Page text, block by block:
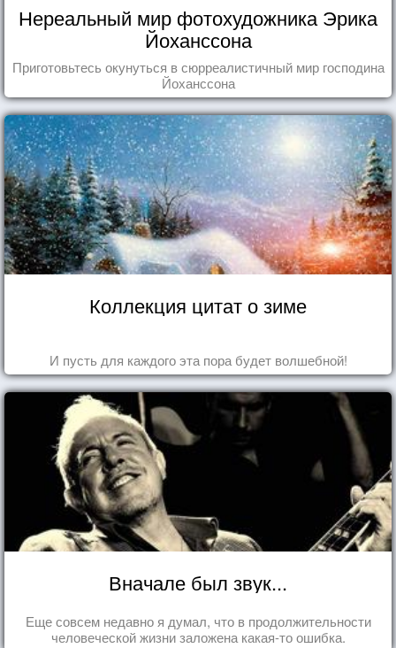
Нереальный мир фотохудожника Эрика
Йоханссона
Приготовьтесь окунуться в сюрреалистичный мир господина
Йоханссона
Коллекция цитат о зиме
И пусть для каждого эта пора будет волшебной!
Вначале был звук...
Еще совсем недавно я думал, что в продолжительности
человеческой жизни заложена какая-то ошибка.